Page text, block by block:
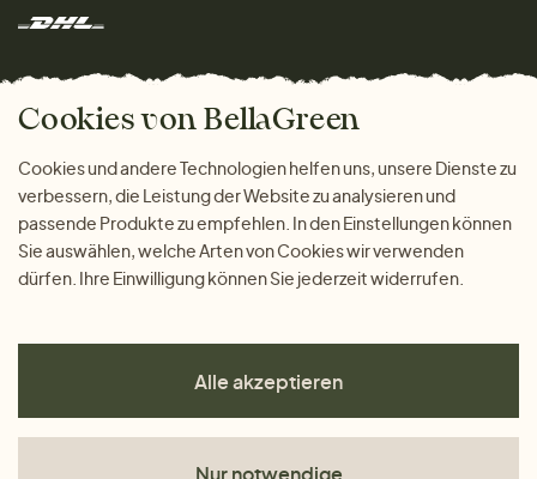
Marken
Das freundliche Magazin
Geschenke
Warum bei uns einkaufen
ZAHLUNGSMÖGLICHKEITEN
Cookies von BellaGreen
Cookies und andere Technologien helfen uns, unsere Dienste zu
verbessern, die Leistung der Website zu analysieren und
passende Produkte zu empfehlen. In den Einstellungen können
Sie auswählen, welche Arten von Cookies wir verwenden
dürfen. Ihre Einwilligung können Sie jederzeit widerrufen.
Alle akzeptieren
Nur notwendige